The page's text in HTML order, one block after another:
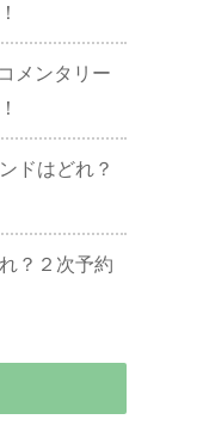
メンタリー
ドはどれ？
？２次予約